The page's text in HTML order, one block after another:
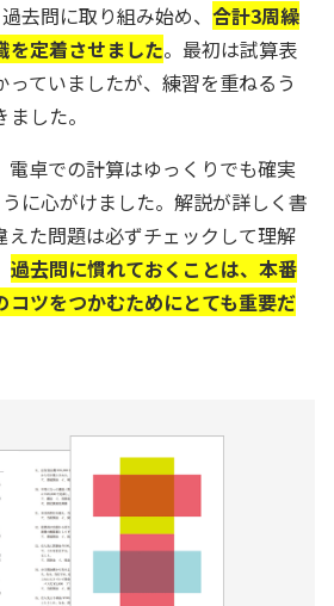
去問に取り組み始め、合計3周繰
を定着させました。最初は試算表
ていましたが、練習を重ねるう
した。
卓での計算はゆっくりでも確実
に心がけました。解説が詳しく書
えた問題は必ずチェックして理解
過去問に慣れておくことは、本番
コツをつかむためにとても重要だ